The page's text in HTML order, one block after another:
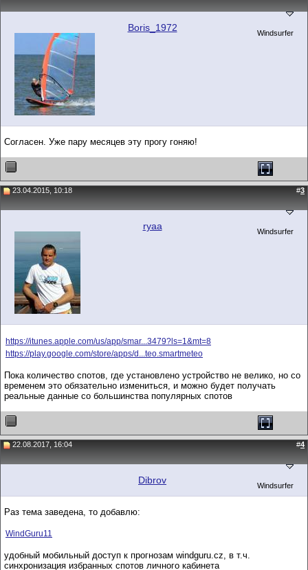
Boris_1972 Windsurfer
Согласен. Уже пару месяцев эту прогу гоняю!
23.04.2015, 10:18 #3
ryaa Windsurfer
https://itunes.apple.com/us/app/smar...3479?ls=1&mt=8
https://play.google.com/store/apps/d...teo.smartmeteo
Пока количество спотов, где установлено устройство не велико, но со
временем это обязательно измениться, и можно будет получать
реальные данные со большинства популярных спотов
22.08.2017, 16:04 #4
Dibrov Windsurfer
Раз тема заведена, то добавлю:
WindGuru11
удобный мобильный доступ к прогнозам windguru.cz, в т.ч.
синхронизация избранных спотов личного кабинета